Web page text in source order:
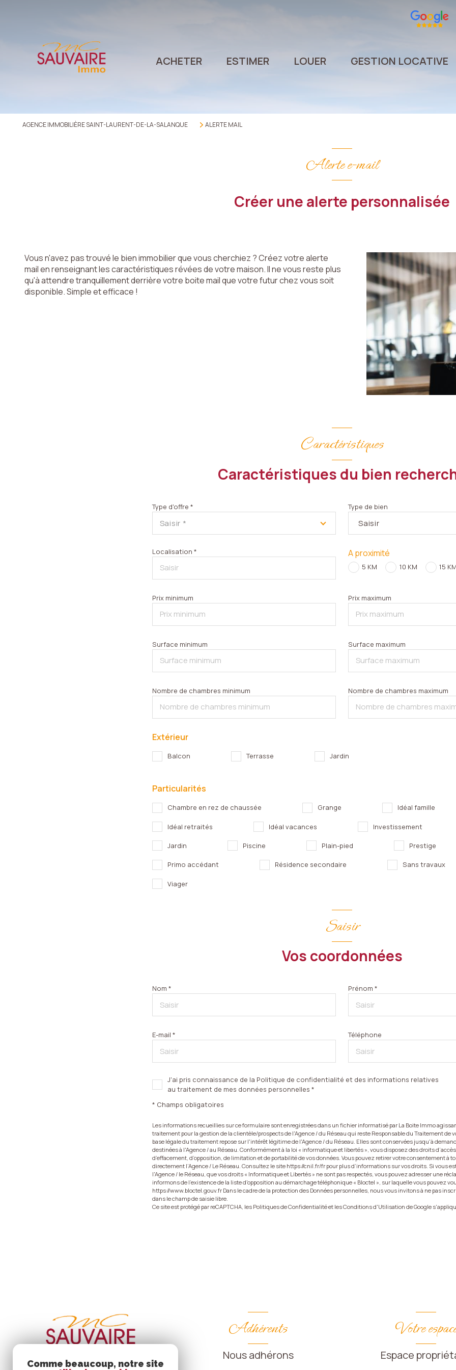
ACHETER ESTIMER LOUER GESTION LOCATIVE
AGENCE IMMOBILIÈRE SAINT-LAURENT-DE-LA-SALANQUE ALERTE MAIL
Alerte e-mail
Créer une alerte personnalisée
Vous n'avez pas trouvé le bien immobilier que vous cherchiez ? Créez votre alerte
mail en renseignant les caractéristiques révées de votre maison. Il ne vous reste plus
qu'à attendre tranquillement derrière votre boite mail que votre futur chez vous soit
disponible. Simple et efficace !
Caractéristiques
Caractéristiques du bien
Type d'offre *
Saisir *
Type de bien
Saisir
Localisation * A proximité
5 KM 10 KM 15
Prix minimum Prix maximum
Surface minimum Surface maximum
Nombre de chambres minimum Nombre de chambres maximum
Extérieur
Balcon Terrasse Jardin
Particularités
Chambre en rez de chaussée Grange Idéal famille
Idéal retraités Idéal vacances Investissement
Jardin Piscine Plain-pied Prestige
Primo accédant Résidence secondaire Sans travaux
Viager
Saisir
Vos coordonnées
Nom * Prénom *
E-mail * Téléphone
J'ai pris connaissance de la Politique de confidentialité et des informations relatives
au traitement de mes données personnelles *
* Champs obligatoires
Les informations recueillies sur ce formulaire sont enregistrées dans un fichier informatisé par La Boite Immo
traitement pour la gestion de la clientèle/prospects de l'Agence / du Réseau qui reste Responsable du Traitement de
base légale du traitement repose sur l'intérêt légitime de l'Agence / du Réseau. Elles sont conservées jusqu'à
destinées à l'Agence / au Réseau. Conformément à la loi « informatique et libertés », vous disposez des droits
d’effacement, d’opposition, de limitation et de portabilité de vos données. Vous pouvez retirer votre consentement à
directement l’Agence / Le Réseau. Consultez le site https://cnil.fr/fr pour plus d’informations sur vos droits. Si vous
l'Agence / le Réseau, que vos droits « Informatique et Libertés » ne sont pas respectés, vous pouvez adresser une
informons de l’existence de la liste d'opposition au démarchage téléphonique « Bloctel », sur laquelle vous pouvez
https://www.bloctel.gouv.fr Dans le cadre de la protection des Données personnelles, nous vous invitons à ne pas
dans le champ de saisie libre.
Ce site est protégé par reCAPTCHA, les Politiques de Confidentialitéet lesConditions d'Utilisation de Google
Adhérents
Nous adhérons
Votre
Espace
Comme beaucoup, notre site